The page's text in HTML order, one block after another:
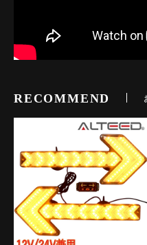
RECOMMEND